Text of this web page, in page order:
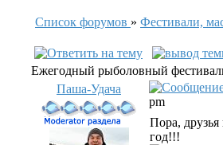
Список форумов » Фестивали,
Ежегодный рыболовный
Паша-Удача
pm
Пора,
год!!!